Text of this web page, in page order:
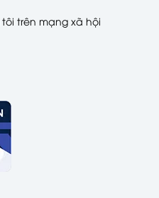
trên mạng xã hội